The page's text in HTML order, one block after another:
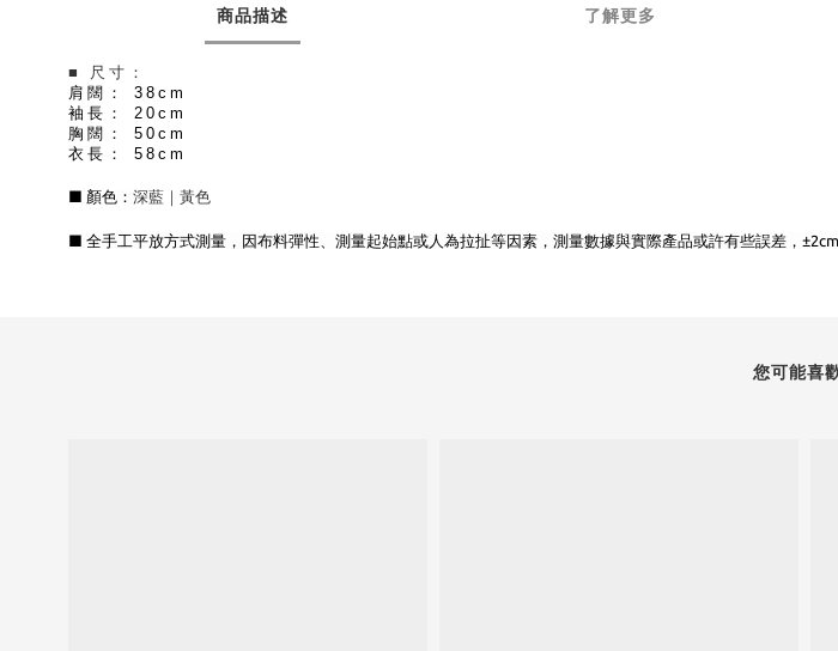
商品描述 了解更多
■ 尺寸：
肩闊： 38cm
袖長： 20cm
胸闊： 50cm
衣長： 58cm
■ 顏色： 深藍 ｜黃色
■ 全手工平放方式測量，因布料彈性、測量起始點或人為拉扯等因素，測量數據與實際產品或許有些誤差，
您可能喜